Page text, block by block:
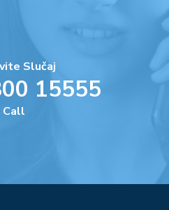
Slučaj
15555
Call